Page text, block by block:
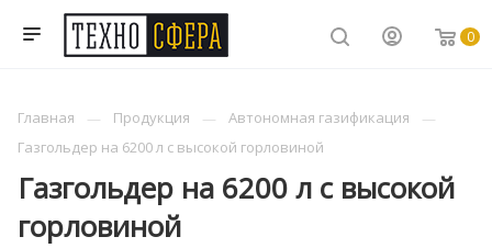
0
Главная Продукция
Автономная газификация
Газгольдер на 6200 л с высокой горловиной
Газгольдер на 6200 л с высокой
горловиной